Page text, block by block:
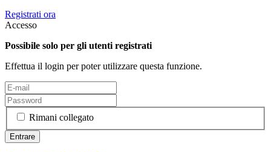
Registrati ora
Accesso
Possibile solo per gli utenti registrati
Effettua il login per poter utilizzare questa funzione.
Rimani collegato